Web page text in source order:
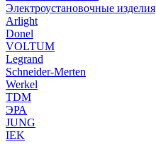
Электроустановочные изделия
Arlight
Donel
VOLTUM
Legrand
Schneider-Merten
Werkel
TDM
ЭРА
JUNG
IEK